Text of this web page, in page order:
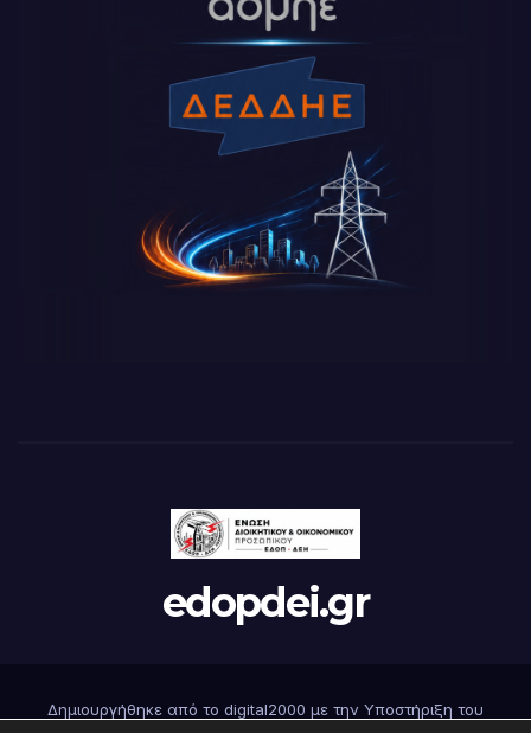
edopdei.gr
Δημιουργήθηκε από το digital2000 με την Υποστήριξη του